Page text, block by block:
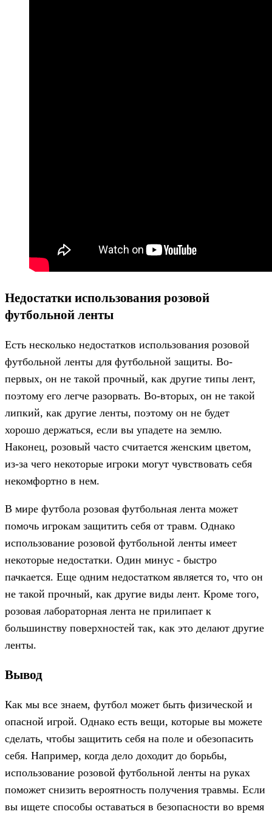
Недостатки использования розовой
футбольной ленты
Есть несколько недостатков использования розовой
футбольной ленты для футбольной защиты. Во-
первых, он не такой прочный, как другие типы лент,
поэтому его легче разорвать. Во-вторых, он не такой
липкий, как другие ленты, поэтому он не будет
хорошо держаться, если вы упадете на землю.
Наконец, розовый часто считается женским цветом,
из-за чего некоторые игроки могут чувствовать себя
некомфортно в нем.
В мире футбола розовая футбольная лента может
помочь игрокам защитить себя от травм. Однако
использование розовой футбольной ленты имеет
некоторые недостатки. Один минус - быстро
пачкается. Еще одним недостатком является то, что он
не такой прочный, как другие виды лент. Кроме того,
розовая лабораторная лента не прилипает к
большинству поверхностей так, как это делают другие
ленты.
Вывод
Как мы все знаем, футбол может быть физической и
опасной игрой. Однако есть вещи, которые вы можете
сделать, чтобы защитить себя на поле и обезопасить
себя. Например, когда дело доходит до борьбы,
использование розовой футбольной ленты на руках
поможет снизить вероятность получения травмы. Если
вы ищете способы оставаться в безопасности во время